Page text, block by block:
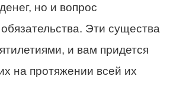
но и вопрос
Эти существа
и вам придется
на протяжении всей их